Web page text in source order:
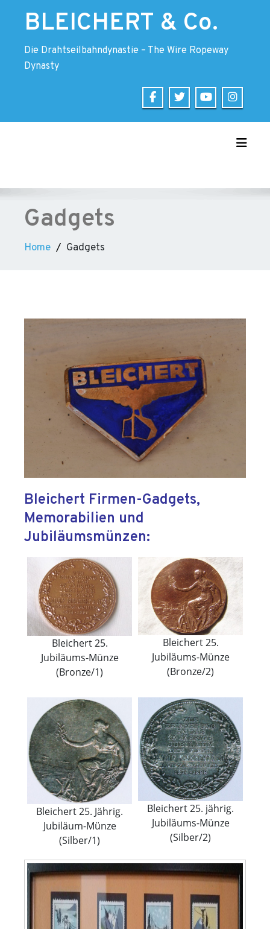
BLEICHERT & Co.
Die Drahtseilbahndynastie – The Wire Ropeway
Dynasty
Gadgets
Home Gadgets
Bleichert Firmen-Gadgets,
Memorabilien und
Jubiläumsmünzen:
Bleichert 25.
Jubiläums-Münze
(Bronze/1)
Bleichert 25.
Jubiläums-Münze
(Bronze/2)
Bleichert 25. Jährig.
Jubiläum-Münze
(Silber/1)
Bleichert 25. jährig.
Jubiläums-Münze
(Silber/2)